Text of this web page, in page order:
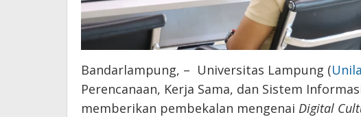
Bandarlampung, – Universitas Lampung (Unila
Perencanaan, Kerja Sama, dan Sistem
memberikan pembekalan mengenai Digital